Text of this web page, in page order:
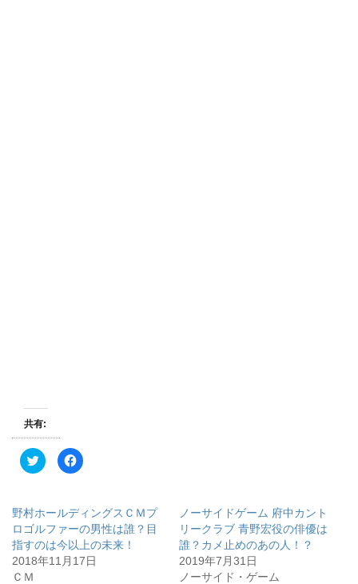
共有:
ク
リ
て
T
w
i
t
t
e
F
a
o
o
k
で
共
有
す
野村ホールディングスＣＭプ
ロゴルファーの男性は誰？目
指すのは今以上の未来！
2018年11月17日
ＣＭ
ノーサイドゲーム 府中カント
リークラブ 青野宏役の俳優は
誰？カメ止めのあの人！？
2019年7月31日
ノーサイド・ゲーム